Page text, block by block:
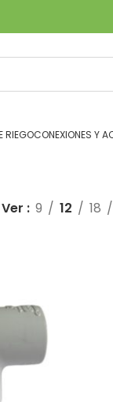
RIEGOCONEXIONES Y
Ver 9 12 18